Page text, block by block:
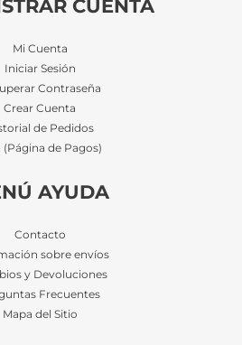
CUENTA
Mi Cuenta
Iniciar Sesión
Contraseña
Crear Cuenta
de Pedidos
(Página de Pagos)
AYUDA
Contacto
sobre envíos
y Devoluciones
Frecuentes
Mapa del Sitio